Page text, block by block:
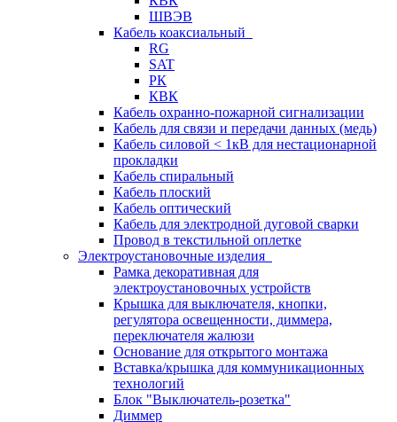
ШВЭВ
Кабель коаксиальный
RG
SAT
РК
КВК
Кабель охранно-пожарной сигнализации
Кабель для связи и передачи данных (медь)
Кабель силовой < 1кВ для нестационарной
прокладки
Кабель спиральный
Кабель плоский
Кабель оптический
Кабель для электродной дуговой сварки
Провод в текстильной оплетке
Электроустановочные изделия
Рамка декоративная для
электроустановочных устройств
Крышка для выключателя, кнопки,
регулятора освещенности, диммера,
переключателя жалюзи
Основание для открытого монтажа
Вставка/крышка для коммуникационных
технологий
Блок "Выключатель-розетка"
Диммер